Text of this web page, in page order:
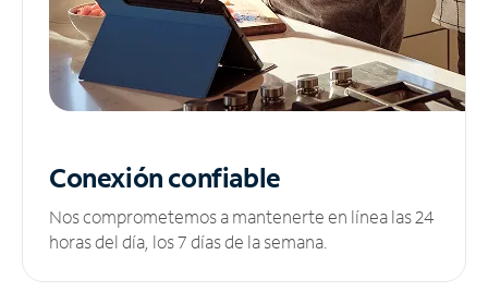
Conexión confiable
Nos comprometemos a mantenerte en línea las 24
horas del día, los 7 días de la semana.